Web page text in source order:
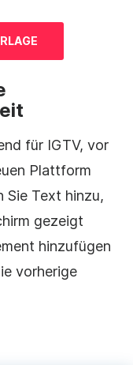
für IGTV, vor
Plattform
Sie Text hinzu,
gezeigt
hinzufügen
vorherige